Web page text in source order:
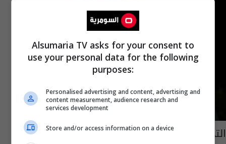
التحالف الكردستاني يعلن نقل 400 أسرة عربية
Alsumaria TV asks for your consent to
use your personal data for the following
purposes:
Personalised advertising and content, advertising and
content measurement, audience research and
services development
Store and/or access information on a device